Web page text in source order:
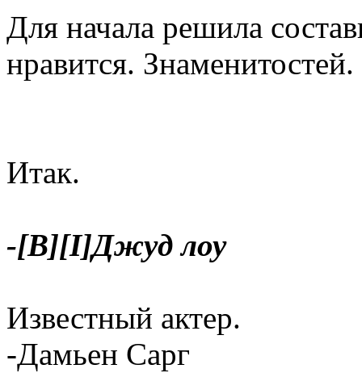
Для начала решила
нравится. Знаменитостей.
Итак.
-[B][I]Джуд лоу
Известный актер.
-Дамьен Сарг